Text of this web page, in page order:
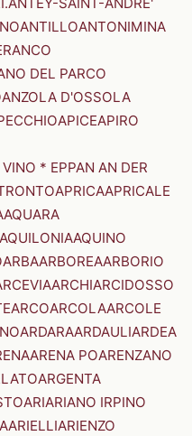
ANTILLOANTONIMINA
DEL PARCO
ANZOLA D'OSSOLA
APICEAPIRO
* EPPAN AN DER
APRICAAPRICALE
AQUARA
AQUILONIAAQUINO
ARBAARBOREAARBORIO
ARCHIARCIDOSSO
ARCOARCOLAARCOLE
ARDARAARDAULIARDEA
ARENA POARENZANO
ARGENTA
ARIARIANO IRPINO
ARIELLIARIENZO